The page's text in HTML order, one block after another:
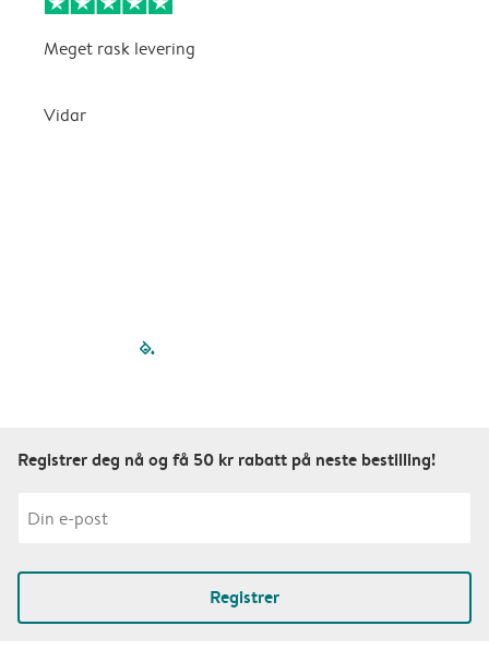
Meget rask levering
Vidar
filled-pagination
Registrer deg nå og få 50 kr rabatt på neste bestilling!
Registrer